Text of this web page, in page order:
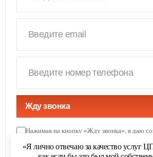
Жду звонка
Нажимая на кнопку «Жду звонка», я даю
политикой обработки персональных
«Я лично отвечаю за качество услуг